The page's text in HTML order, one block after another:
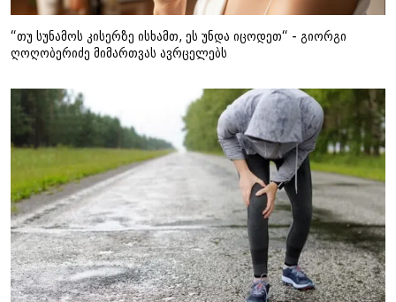
“თუ სუნამოს კისერზე ისხამთ, ეს უნდა იცოდეთ“ - გიორგი
ღოღობერიძე მიმართვას ავრცელებს